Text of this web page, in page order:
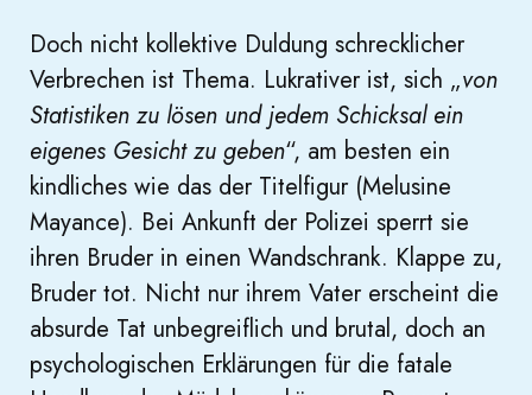
Doch nicht kollektive Duldung schrecklicher
Verbrechen ist Thema. Lukrativer ist, sich „von
Statistiken zu lösen und jedem Schicksal ein
eigenes Gesicht zu geben“, am besten ein
kindliches wie das der Titelfigur (Melusine
Mayance). Bei Ankunft der Polizei sperrt sie
ihren Bruder in einen Wandschrank. Klappe zu,
Bruder tot. Nicht nur ihrem Vater erscheint die
absurde Tat unbegreiflich und brutal, doch an
psychologischen Erklärungen für die fatale